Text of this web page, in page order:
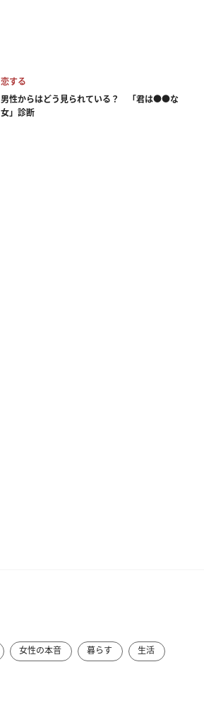
恋する
男性からはどう見られている？ 「君は●●な
女」診断
女性の本音 暮らす 生活